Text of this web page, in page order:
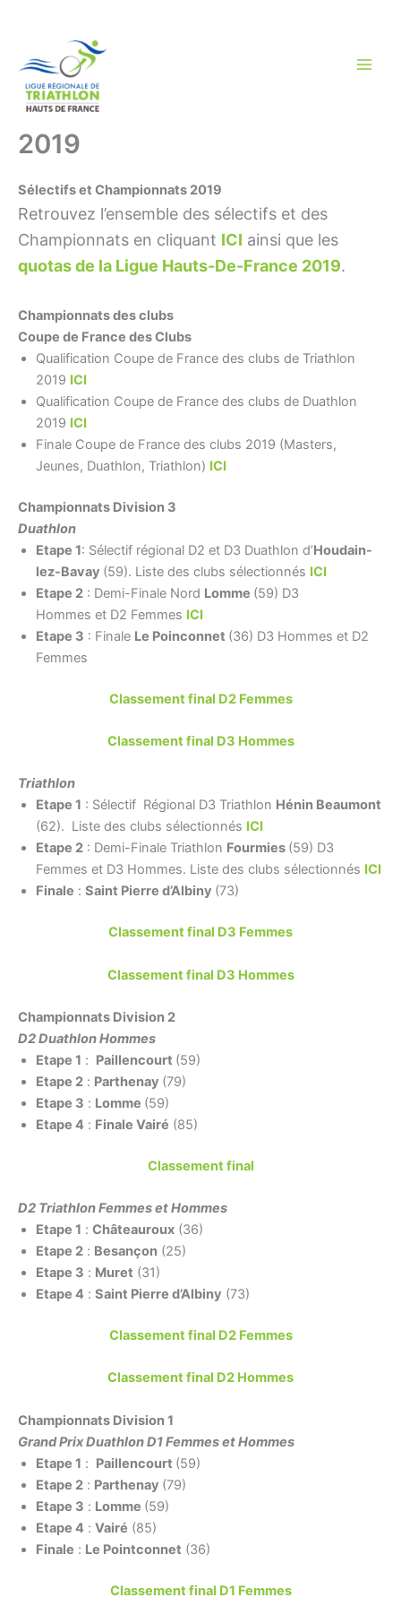
2019
Sélectifs et Championnats 2019
Retrouvez l’ensemble des sélectifs et des
Championnats en cliquant ICI ainsi que les
quotas de la Ligue Hauts-De-France 2019.
Championnats des clubs
Coupe de France des Clubs
Qualification Coupe de France des clubs de Triathlon
2019 ICI
Qualification Coupe de France des clubs de Duathlon
2019 ICI
Finale Coupe de France des clubs 2019 (Masters,
Jeunes, Duathlon, Triathlon) ICI
Championnats Division 3
Duathlon
Etape 1: Sélectif régional D2 et D3 Duathlon d’Houdain-
lez-Bavay (59). Liste des clubs sélectionnés ICI
Etape 2 : Demi-Finale Nord Lomme (59) D3
Hommes et D2 Femmes ICI
Etape 3 : Finale Le Poinconnet (36) D3 Hommes et D2
Femmes
Classement final D2 Femmes
Classement final D3 Hommes
Triathlon
Etape 1 : Sélectif Régional D3 Triathlon Hénin Beaumont
(62). Liste des clubs sélectionnés ICI
Etape 2 : Demi-Finale Triathlon Fourmies (59) D3
Femmes et D3 Hommes. Liste des clubs sélectionnés ICI
Finale : Saint Pierre d’Albiny (73)
Classement final D3 Femmes
Classement final D3 Hommes
Championnats Division 2
D2 Duathlon Hommes
Etape 1 : Paillencourt (59)
Etape 2 : Parthenay (79)
Etape 3 : Lomme (59)
Etape 4 : Finale Vairé (85)
Classement final
D2 Triathlon Femmes et Hommes
Etape 1 : Châteauroux (36)
Etape 2 : Besançon (25)
Etape 3 : Muret (31)
Etape 4 : Saint Pierre d’Albiny (73)
Classement final D2 Femmes
Classement final D2 Hommes
Championnats Division 1
Grand Prix Duathlon D1 Femmes et Hommes
Etape 1 : Paillencourt (59)
Etape 2 : Parthenay (79)
Etape 3 : Lomme (59)
Etape 4 : Vairé (85)
Finale : Le Pointconnet (36)
Classement final D1 Femmes